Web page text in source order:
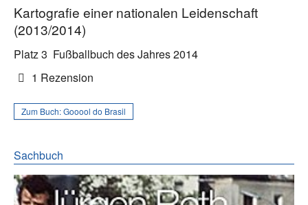
Kartografie einer nationalen Leidenschaft
(2013/2014)
Platz 3 Fußballbuch des Jahres 2014
1 Rezension
Zum Buch:Gooool do Brasil
Sachbuch